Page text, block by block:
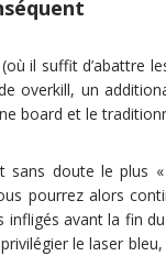
il suffit d’abattre
overkill, un
board et le
sans doute le plus
pourrez alors
infligés avant la fin
le laser